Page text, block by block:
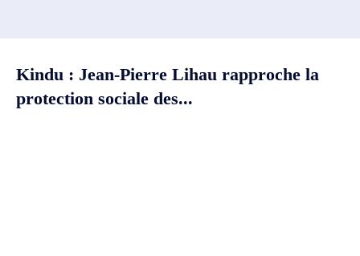
Kindu : Jean-Pierre Lihau rapproche la
protection sociale des...